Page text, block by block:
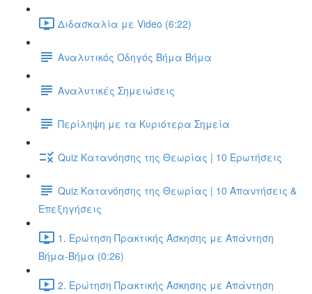
Διδασκαλία με Video (6:22)
Αναλυτικός Οδηγός Βήμα Βήμα
Αναλυτικές Σημειώσεις
Περίληψη με τα Κυριότερα Σημεία
Quiz Κατανόησης της Θεωρίας | 10 Ερωτήσεις
Quiz Κατανόησης της Θεωρίας | 10 Απαντήσεις &
Επεξηγήσεις
1. Ερώτηση Πρακτικής Άσκησης με Απάντηση
Βήμα-Βήμα (0:26)
2. Ερώτηση Πρακτικής Άσκησης με Απάντηση